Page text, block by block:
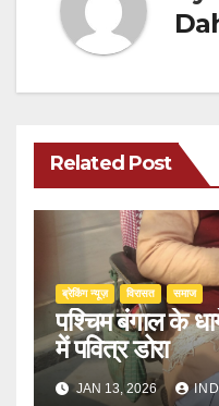
Related Post
ब्रेकिंग न्यूज़ ‍‍विरासत समाज
पश्चिम बंगाल के
में पवित्र डोरा
JAN 13, 2026